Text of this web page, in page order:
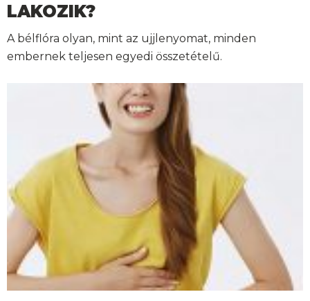
LAKOZIK?
A bélflóra olyan, mint az ujjlenyomat, minden
embernek teljesen egyedi összetételű.